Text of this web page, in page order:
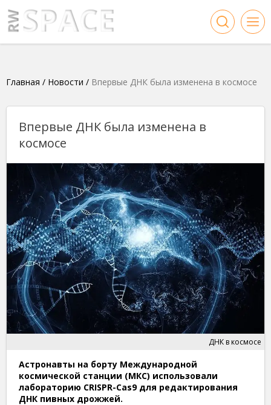
Главная / Новости / Впервые ДНК была изменена в космосе
Впервые ДНК была изменена в
космосе
ДНК в космосе
Астронавты на борту Международной
космической станции (МКС) использовали
лабораторию CRISPR-Cas9 для редактирования
ДНК пивных дрожжей.